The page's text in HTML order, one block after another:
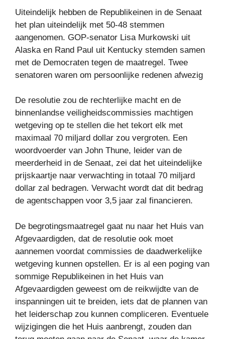
Uiteindelijk hebben de Republikeinen in de Senaat
het plan uiteindelijk met 50-48 stemmen
aangenomen. GOP-senator Lisa Murkowski uit
Alaska en Rand Paul uit Kentucky stemden samen
met de Democraten tegen de maatregel. Twee
senatoren waren om persoonlijke redenen afwezig
De resolutie zou de rechterlijke macht en de
binnenlandse veiligheidscommissies machtigen
wetgeving op te stellen die het tekort elk met
maximaal 70 miljard dollar zou vergroten. Een
woordvoerder van John Thune, leider van de
meerderheid in de Senaat, zei dat het uiteindelijke
prijskaartje naar verwachting in totaal 70 miljard
dollar zal bedragen. Verwacht wordt dat dit bedrag
de agentschappen voor 3,5 jaar zal financieren.
De begrotingsmaatregel gaat nu naar het Huis van
Afgevaardigden, dat de resolutie ook moet
aannemen voordat commissies de daadwerkelijke
wetgeving kunnen opstellen. Er is al een poging van
sommige Republikeinen in het Huis van
Afgevaardigden geweest om de reikwijdte van de
inspanningen uit te breiden, iets dat de plannen van
het leiderschap zou kunnen compliceren. Eventuele
wijzigingen die het Huis aanbrengt, zouden dan